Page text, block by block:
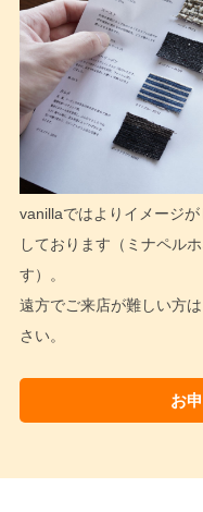
vanillaではよりイメージ
しております（ミナペル
す）。
遠方でご来店が難しい方
さい。
お